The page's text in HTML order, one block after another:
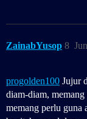
ZainabYusop 8
progolden100 Jujur
diam-diam,
memang perlu guna